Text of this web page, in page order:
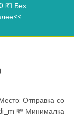
💶 Без
Отправка со
💸 Минималка